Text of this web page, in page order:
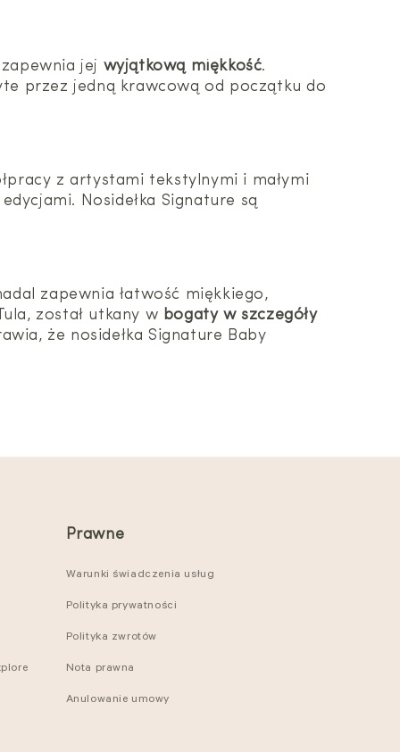
jej wyjątkową miękkość.
przez jedną krawcową od początku do
z artystami tekstylnymi i małymi
Nosidełka Signature są
zapewnia łatwość miękkiego,
został utkany w bogaty w szczegóły
że nosidełka Signature Baby
Prawne
Warunki świadczenia usług
Polityka prywatności
Polityka zwrotów
Nota prawna
Anulowanie umowy